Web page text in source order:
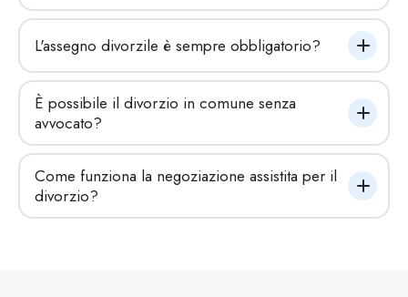
L'assegno divorzile è sempre obbligatorio?
È possibile il divorzio in comune senza
avvocato?
Come funziona la negoziazione assistita per il
divorzio?